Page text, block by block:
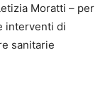
Moratti – per
interventi di
sanitarie